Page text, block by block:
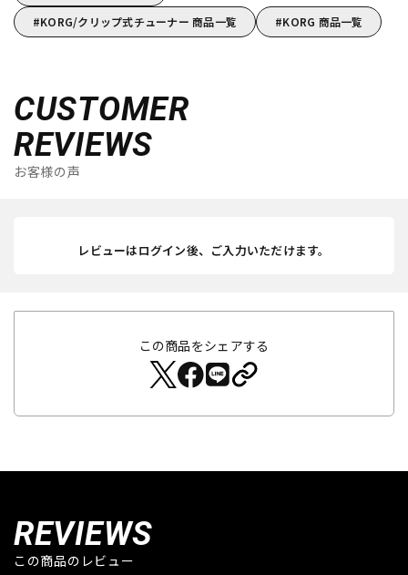
KORG/クリップ式チューナー 商品一覧
KORG 商品一覧
CUSTOMER
REVIEWS
お客様の声
レビューはログイン後、ご入力いただけます。
この商品をシェアする
REVIEWS
この商品のレビュー